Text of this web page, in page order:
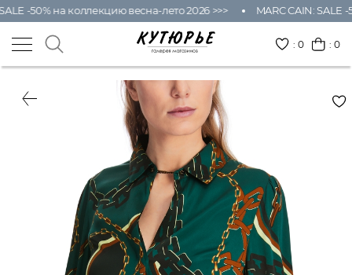
-50% на коллекцию весна-лето 2026 >>> MARC CAIN: SALE
:0 : 0